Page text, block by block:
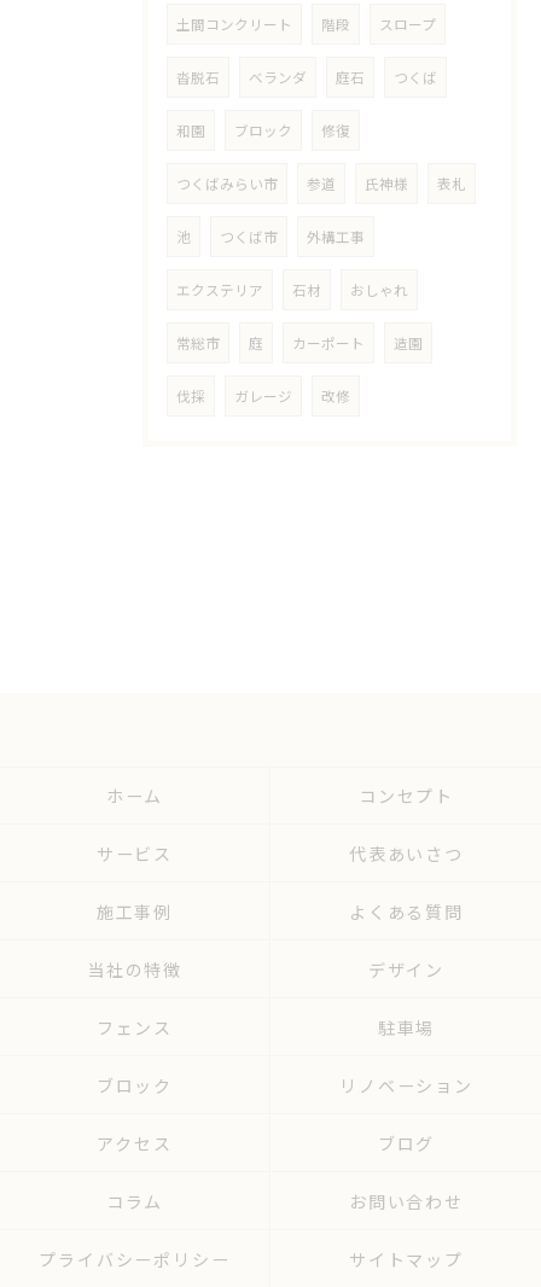
土間コンクリート 階段 スロープ
沓脱石 ベランダ 庭石 つくば
和園 ブロック 修復
つくばみらい市 参道 氏神様 表札
池 つくば市 外構工事
エクステリア 石材 おしゃれ
常総市 庭 カーポート 造園
伐採 ガレージ 改修
ホーム コンセプト
サービス 代表あいさつ
施工事例 よくある質問
当社の特徴 デザイン
フェンス 駐車場
ブロック リノベーション
アクセス ブログ
コラム お問い合わせ
プライバシーポリシー サイトマップ